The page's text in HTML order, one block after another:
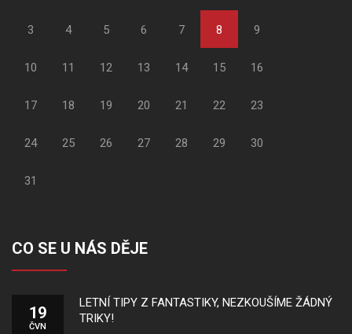
3 4 5 6 7 8 9
10 11 12 13 14 15 16
17 18 19 20 21 22 23
24 25 26 27 28 29 30
31
CO SE U NÁS DĚJE
19
ČVN
LETNÍ TIPY Z FANTASTIKY, NEZKOUŠÍME ŽÁDNÝ
TRIKY!